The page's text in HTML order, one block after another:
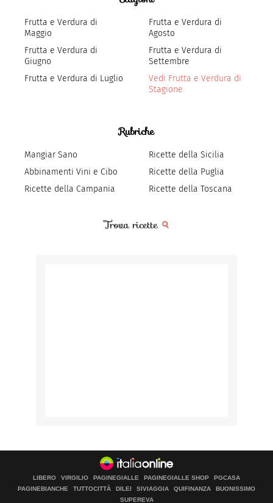
Frutta e Verdura di
Maggio
Frutta e Verdura di
Giugno
Frutta e Verdura di Luglio
Frutta e Verdura di
Agosto
Frutta e Verdura di
Settembre
Vedi Frutta e Verdura di
Stagione
Rubriche
Mangiar Sano
Abbinamenti Vini e Cibo
Ricette della Campania
Ricette della Sicilia
Ricette della Puglia
Ricette della Toscana
Trova ricette
LIBERO VIRGILIO PAGINEGIALLE PAGINEGIALLE SHOP
PGCASA
PAGINEBIANCHE
TUTTOCITTÀ DILEI SIVIAGGIA QUIFINANZA
BUONISSIMO
SUPEREVA